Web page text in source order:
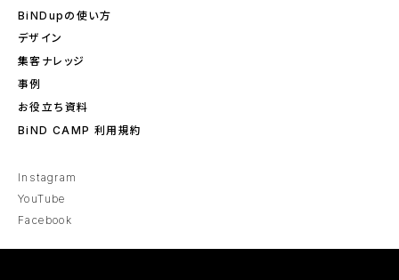
BiNDupの使い方
デザイン
集客ナレッジ
事例
お役立ち資料
BiND CAMP 利用規約
Instagram
YouTube
Facebook